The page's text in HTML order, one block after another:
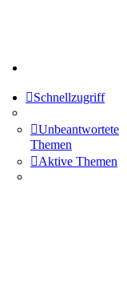
Schnellzugriff
Unbeantwortete
Themen
Aktive Themen